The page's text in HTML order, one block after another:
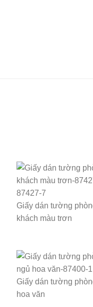
Giấy dán tường
khách màu trơn
Giấy dán tường
hoa văn